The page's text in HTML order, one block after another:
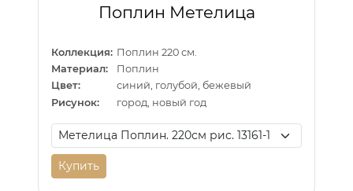
Поплин Метелица
Коллекция: Поплин 220 см.
Материал:
Поплин
Цвет:
синий, голубой, бежевый
Рисунок:
город, новый год
Купить